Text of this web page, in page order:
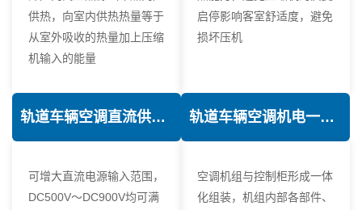
供热，向室内供热热量等于
从室外吸收的热量加上压缩
机输入的能量
启停影响客室舒适度，避免
损坏压机
轨道车辆空调直流供电技术
可增大直流电源输入范围，
DC500V～DC900V均可满
轨道车辆空调机电一体化技术
空调机组与控制柜形成一体
化组装，机组内部各部件、